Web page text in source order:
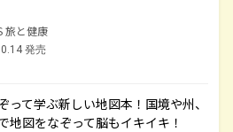
旅と健康
発売
て学ぶ新しい地図本！国境や州、
地図をなぞって脳もイキイキ！